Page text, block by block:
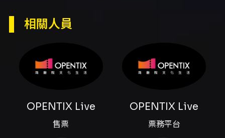
演出團隊
富美惠、演出伊藤富美惠、伴奏伊藤富美惠
本場音樂會由旅法歸國的薩克斯風演奏家王昱翔
攜手旅居法國的日籍鋼琴家伊藤富美惠（Fumie
Ito），以法國作曲家的作品為主軸，呈現法式音
相關人員
OPENTIX Live
售票
OPENTIX Live
票務平台